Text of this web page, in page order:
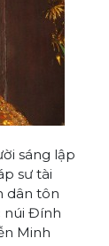
sáng lập
sư tài
dân tôn
núi Đính
Minh